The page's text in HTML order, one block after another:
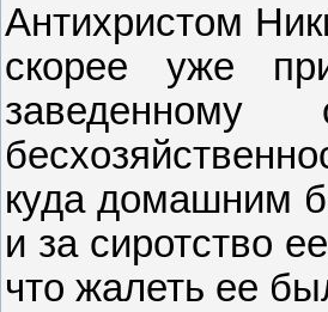
Антихристом
скорее уже
куда домашним
и за сиротство
что жалеть ее